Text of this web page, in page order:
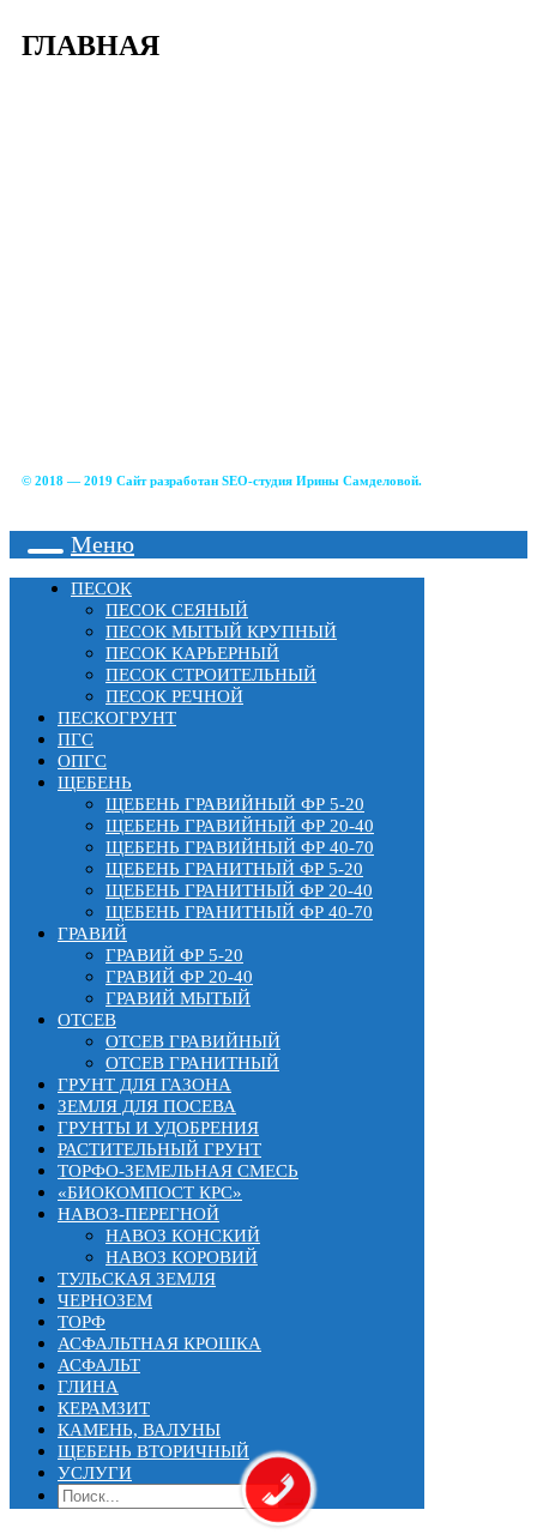
ГЛАВНАЯ
© 2018 — 2019 Сайт разработан SEO-студия Ирины Самделовой.
Меню
ПЕСОК
ПЕСОК СЕЯНЫЙ
ПЕСОК МЫТЫЙ КРУПНЫЙ
ПЕСОК КАРЬЕРНЫЙ
ПЕСОК СТРОИТЕЛЬНЫЙ
ПЕСОК РЕЧНОЙ
ПЕСКОГРУНТ
ПГС
ОПГС
ЩЕБЕНЬ
ЩЕБЕНЬ ГРАВИЙНЫЙ ФР 5-20
ЩЕБЕНЬ ГРАВИЙНЫЙ ФР 20-40
ЩЕБЕНЬ ГРАВИЙНЫЙ ФР 40-70
ЩЕБЕНЬ ГРАНИТНЫЙ ФР 5-20
ЩЕБЕНЬ ГРАНИТНЫЙ ФР 20-40
ЩЕБЕНЬ ГРАНИТНЫЙ ФР 40-70
ГРАВИЙ
ГРАВИЙ ФР 5-20
ГРАВИЙ ФР 20-40
ГРАВИЙ МЫТЫЙ
ОТСЕВ
ОТСЕВ ГРАВИЙНЫЙ
ОТСЕВ ГРАНИТНЫЙ
ГРУНТ ДЛЯ ГАЗОНА
ЗЕМЛЯ ДЛЯ ПОСЕВА
ГРУНТЫ И УДОБРЕНИЯ
РАСТИТЕЛЬНЫЙ ГРУНТ
ТОРФО-ЗЕМЕЛЬНАЯ СМЕСЬ
«БИОКОМПОСТ КРС»
НАВОЗ-ПЕРЕГНОЙ
НАВОЗ КОНСКИЙ
НАВОЗ КОРОВИЙ
ТУЛЬСКАЯ ЗЕМЛЯ
ЧЕРНОЗЕМ
ТОРФ
АСФАЛЬТНАЯ КРОШКА
АСФАЛЬТ
ГЛИНА
КЕРАМЗИТ
КАМЕНЬ, ВАЛУНЫ
ЩЕБЕНЬ ВТОРИЧНЫЙ
УСЛУГИ